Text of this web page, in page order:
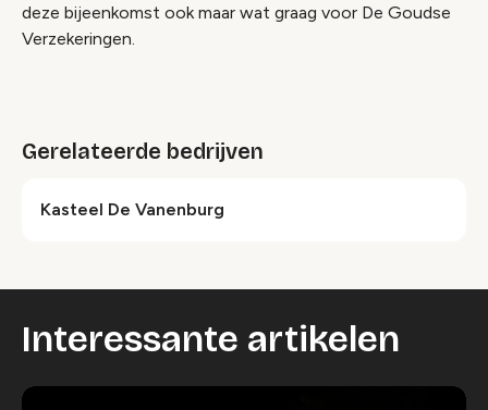
deze bijeenkomst ook maar wat graag voor De Goudse
Verzekeringen.
Gerelateerde bedrijven
Kasteel De Vanenburg
Interessante artikelen